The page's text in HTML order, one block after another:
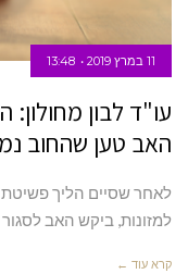
11 במרץ 2019 13:48
עו"ד לבון
האב טען שהחוב
לאחר שסיים הליך פשיטת
למזונות, ביקש האב
קרא עוד ←